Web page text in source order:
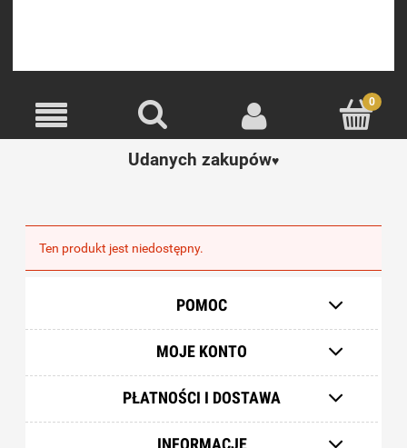
Udanych zakupów♥️
Ten produkt jest niedostępny.
POMOC
MOJE KONTO
PŁATNOŚCI I DOSTAWA
INFORMACJE